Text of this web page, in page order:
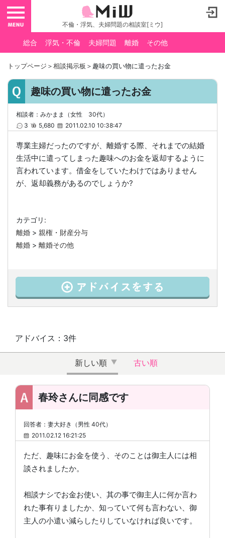
toggle navigation
不倫・浮気、夫婦問題の相談室[ミウ]
総合 浮気・不倫 夫婦問題 離婚 その他
トップページ ＞相談掲示板 ＞趣味の買い物に遣ったお金
趣味の買い物に遣ったお金
相談者：みかまま（女性 30代）
3
5,680 2011.02.10 10:38:47
専業主婦だったのですが、離婚する際、それまでの結婚
生活中に遣ってしまった趣味へのお金を返却するように
言われています。借金をしていたわけではありません
が、返却義務があるのでしょうか?
カテゴリ:
離婚 > 親権・財産分与
離婚 > 離婚その他
アドバイス：3件
新しい順 古い順
春玲さんに同感です
回答者：妻大好き（男性 40代）
2011.02.12 16:21:25
ただ、趣味にお金を使う、そのことは御主人には相
談されましたか。
相談ナシでお金お使い、其の事で御主人に何か言わ
れた事有りましたか、知っていて何も言わない、御
主人の小遣い減らしたりしていなければ良いです。